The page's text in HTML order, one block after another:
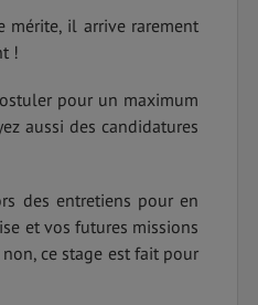
mérite, il arrive rarement
!
pour un maximum
aussi des candidatures
des entretiens pour en
et vos futures missions
ce stage est fait pour